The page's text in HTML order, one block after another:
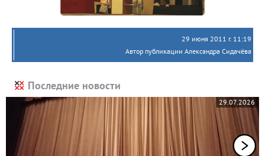
29 июня 2011 г. 11:19
Автор публикации Александра Сидачёва
Последние новости
29.07.2026